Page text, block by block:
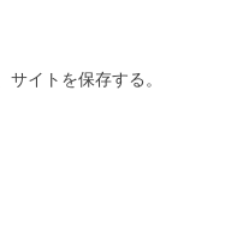
イトを保存する。